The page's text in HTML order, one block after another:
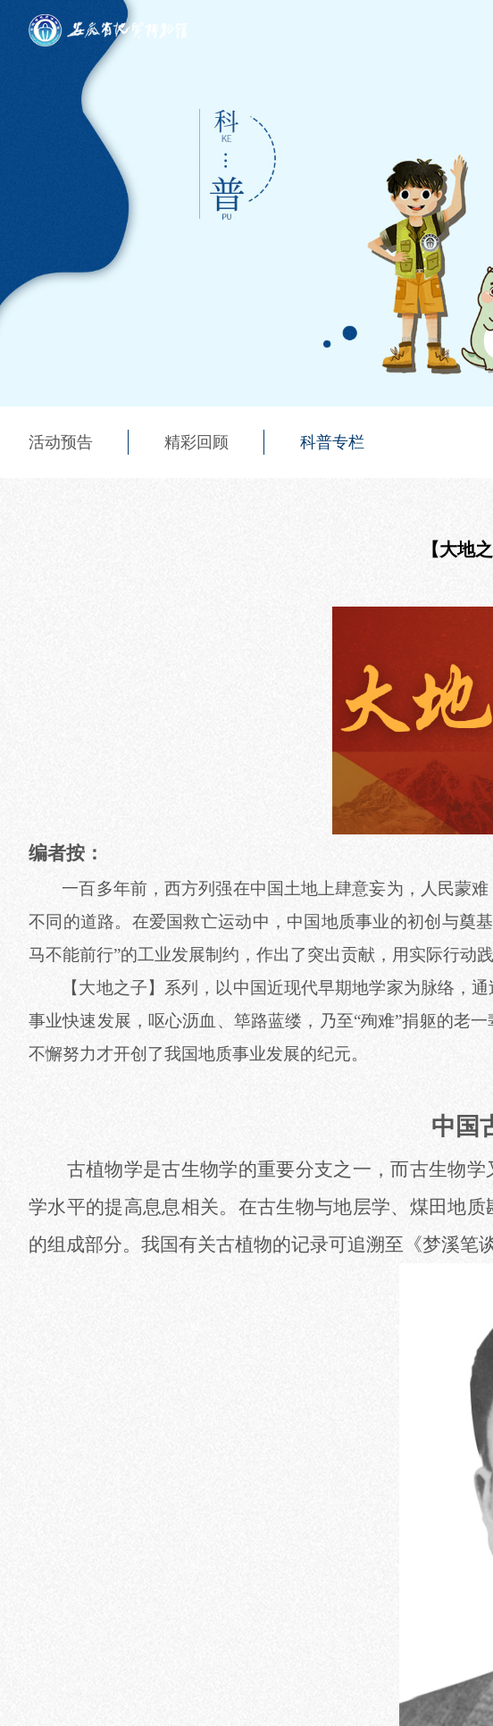
活动预告 精彩回顾 科普专栏
【大地
编者按：
一百多年前，西方列强在中国土地上肆意妄为，人民蒙
不同的道路。在爱国救亡运动中，中国地质事业的初创与奠基
马不能前行”的工业发展制约，作出了突出贡献，用实际行动
【大地之子】系列，以中国近现代早期地学家为脉络，
事业快速发展，呕心沥血、筚路蓝缕，乃至“殉难”捐躯的老一
不懈努力才开创了我国地质事业发展的纪元。
中国
古植物学是古生物学的重要分支之一，而古生物
学水平的提高息息相关。在古生物与地层学、煤田地
的组成部分。我国有关古植物的记录可追溯至《梦溪笔